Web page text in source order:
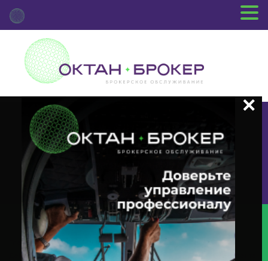
+7 (3812) 29-00-92
г.Омск ул.Красный Путь, 109 оф.510
Главная Новости Депозитария
(INTR) О Корпоративном
Действии «Выплата Купонного Дохода» С Ценными Бумагами Эмитента